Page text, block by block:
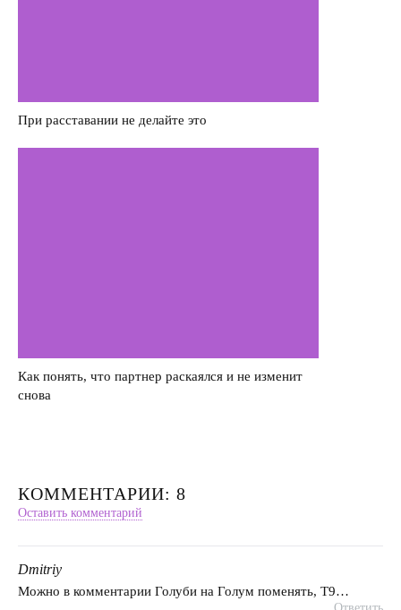
При расставании не делайте это
Как понять, что партнер раскаялся и не изменит
снова
КОММЕНТАРИИ: 8
Оставить комментарий
Dmitriy
говорит:
Можно в комментарии Голуби на Голум поменять, Т9…